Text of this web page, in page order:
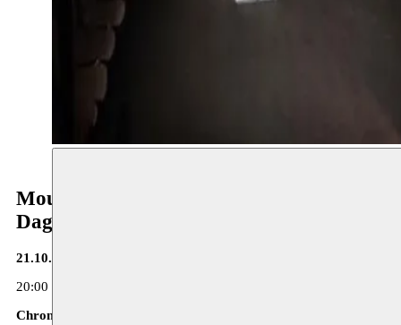
Moussem Repertoire
Dag 3
21.10.17 - deSingel
20:00 Voorstelling ‘Chronicles of an Orphan Revolution’ - Leyla-
Chronicles of an Orphan Revolution